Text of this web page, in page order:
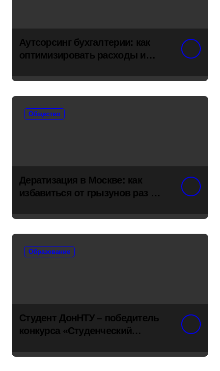
Аутсорсинг бухгалтерии: как
оптимизировать расходы и
Общество
Дератизация в Москве: как
избавиться от грызунов раз и
Образование
Студент ДонНТУ – победитель
конкурса «Студенческий